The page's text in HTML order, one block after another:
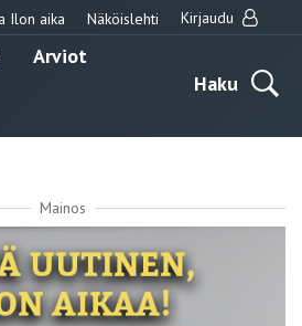
Ilon aika Näköislehti Kirjaudu
Arviot
Haku
Mainos